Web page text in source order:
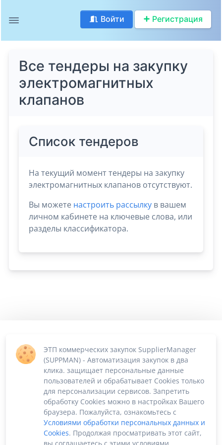
Войти Регистрация
Все тендеры на закупку
электромагнитных
клапанов
Список тендеров
На текущий момент тендеры на закупку
электромагнитных клапанов отсутствуют.
Вы можете настроить рассылку в вашем
личном кабинете на ключевые слова, или
разделы классификатора.
ЭТП коммерческих закупок SupplierManager
(SUPPMAN) - Автоматизация закупок в два
клика. защищает персональные данные
пользователей и обрабатывает Cookies только
для персонализации сервисов. Запретить
обработку Cookies можно в настройках Вашего
браузера. Пожалуйста, ознакомьтесь с
Условиями обработки персональных данных и
Cookies. Продолжая просматривать этот сайт,